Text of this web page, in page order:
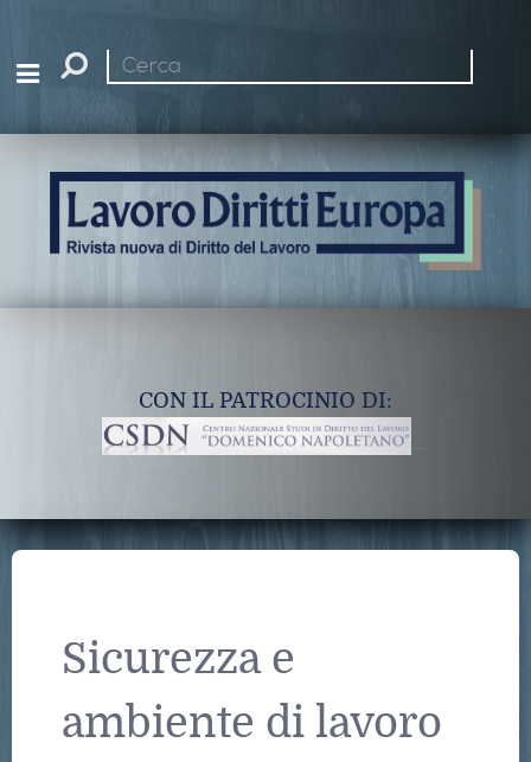
Cerca
CON IL PATROCINIO DI:
Sicurezza e
ambiente di lavoro